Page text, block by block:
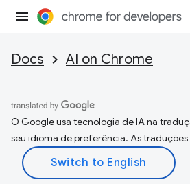
Docs AI on Chrome
O Google usa tecnologia de IA na
seu idioma de preferência. As